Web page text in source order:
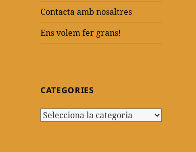
Contacta amb nosaltres
Ens volem fer grans!
CATEGORIES
Categories